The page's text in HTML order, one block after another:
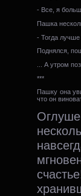
- Все, я
Пашка
- Тогда лучше
Поднялся,
... А утром
***
Пашку она
что он